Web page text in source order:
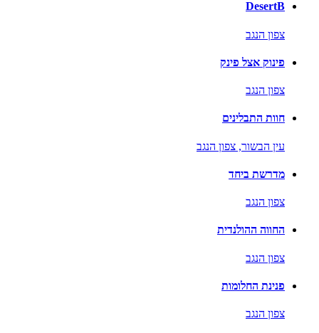
DesertB
צפון הנגב
פינוק אצל פינק
צפון הנגב
חוות התבלינים
עין הבשור, צפון הנגב
מדרשת ביחד
צפון הנגב
החווה ההולנדית
צפון הנגב
פנינת החלומות
צפון הנגב